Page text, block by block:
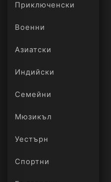
Приключенски
Военни
Азиатски
Индийски
Семейни
Мюзикъл
Уестърн
Спортни